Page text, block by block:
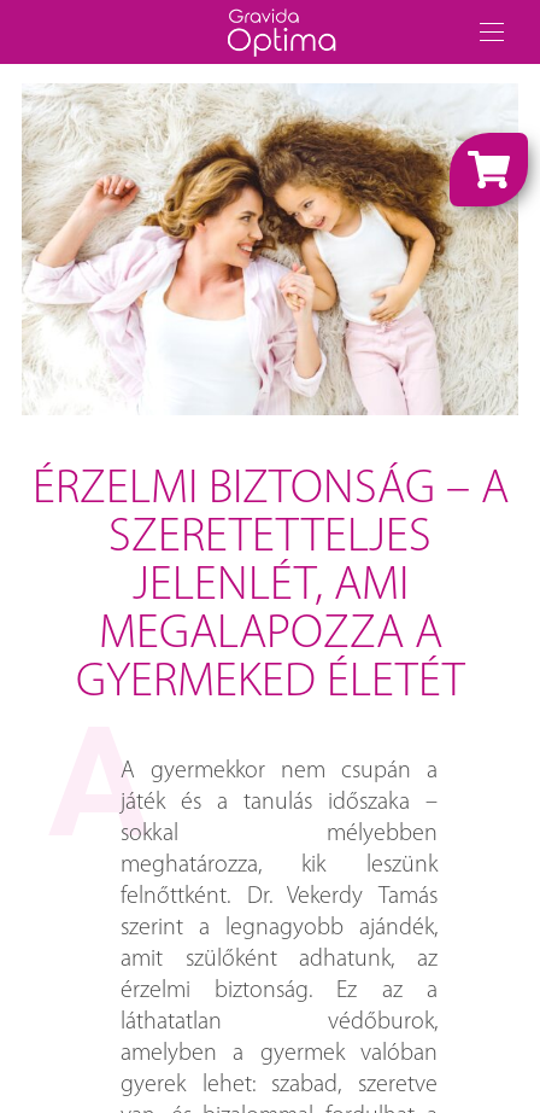
ÉRZELMI BIZTONSÁG – A
SZERETETTELJES
JELENLÉT, AMI
MEGALAPOZZA A
GYERMEKED ÉLETÉT
A gyermekkor nem csupán a
játék és a tanulás időszaka –
sokkal mélyebben
meghatározza, kik leszünk
felnőttként. Dr. Vekerdy Tamás
szerint a legnagyobb ajándék,
amit szülőként adhatunk, az
érzelmi biztonság. Ez az a
láthatatlan védőburok,
amelyben a gyermek valóban
gyerek lehet: szabad, szeretve